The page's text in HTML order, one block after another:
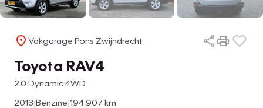
Vakgarage Pons Zwijndrecht
Toyota RAV4
2.0 Dynamic 4WD
2013|Benzine|194.907 km